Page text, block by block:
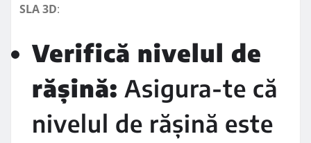
SLA 3D:
Verifică nivelul de
rășină: Asigura-te că
nivelul de rășină este